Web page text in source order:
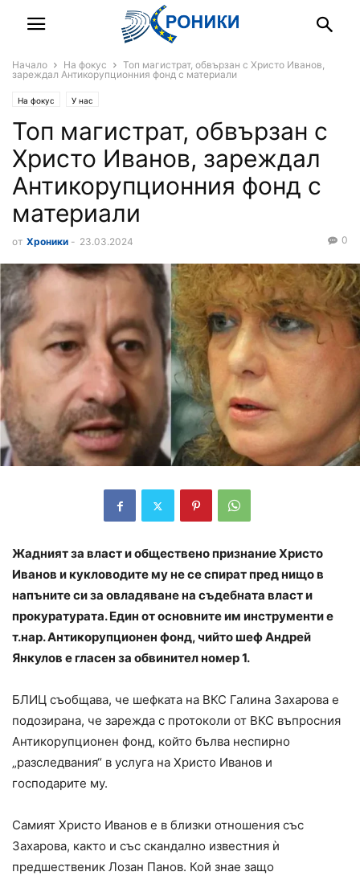
Начало На фокус
Топ магистрат, обвързан с Христо Иванов,
зареждал Антикорупционния фонд с материали
На фокус У нас
Топ магистрат, обвързан с
Христо Иванов, зареждал
Антикорупционния фонд с
материали
от Хроники - 23.03.2024 0
Жадният за власт и обществено признание Христо
Иванов и кукловодите му не се спират пред нищо в
напъните си за овладяване на съдебната власт и
прокуратурата. Един от основните им инструменти е
т.нар. Антикорупционен фонд, чийто шеф Андрей
Янкулов е гласен за обвинител номер 1.
БЛИЦ съобщава, че шефката на ВКС Галина Захарова е
подозирана, че зарежда с протоколи от ВКС въпросния
Антикорупционен фонд, който бълва неспирно
„разследвания“ в услуга на Христо Иванов и
господарите му.
Самият Христо Иванов е в близки отношения със
Захарова, както и със скандално известния ѝ
предшественик Лозан Панов. Кой знае защо